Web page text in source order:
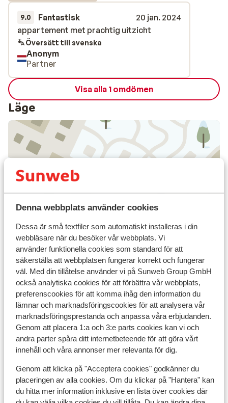
Denna webbplats använder cookies
Dessa är små textfiler som automatiskt installeras i din
webbläsare när du besöker vår webbplats. Vi
använder funktionella cookies som standard för att
säkerställa att webbplatsen fungerar korrekt och fungerar
väl. Med din tillåtelse använder vi på Sunweb Group GmbH
också analytiska cookies för att förbättra vår webbplats,
preferenscookies för att komma ihåg den information du
lämnar och marknadsföringscookies för att analysera vår
marknadsföringsprestanda och anpassa våra erbjudanden.
Genom att placera 1:a och 3:e parts cookies kan vi och
andra parter spåra ditt internetbeteende för att göra vårt
innehåll och våra annonser mer relevanta för dig.
Genom att klicka på "Acceptera cookies" godkänner du
placeringen av alla cookies. Om du klickar på "Hantera" kan
du hitta mer information inklusive en lista över cookies där
9.0 Fantastisk
20 jan. 2024
appartement met prachtig uitzicht
appartement met prachtig uitzicht
Översätt till svenska
Anonym
Partner
Visa alla 1 omdömen
Läge
I området
I utkanten av centrum
Olika ägare och inredning kan variera
Avstånd till pist ca 150 m
Avstånd till skidskola ca 150 m
Liftkort/Utrustning/Skidskola
Liftkort
Utrustning